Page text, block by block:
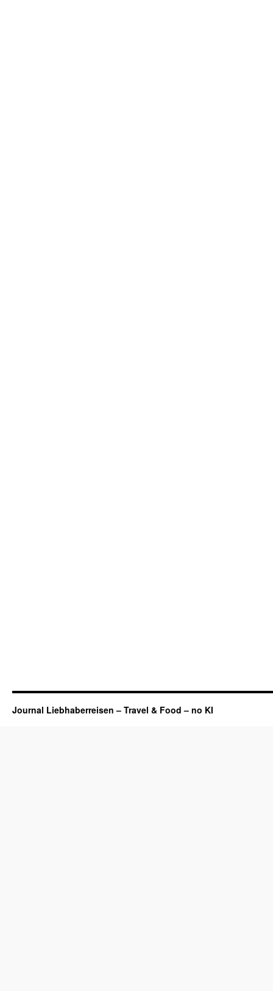
Journal Liebhaberreisen – Travel & Food – no KI